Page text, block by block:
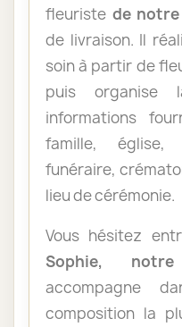
fleuriste de
de livraison. Il
soin à partir de
puis organise
informations
famille, église,
funéraire,
lieu de cérémonie.
Vous hésitez
Sophie,
accompagne
composition la